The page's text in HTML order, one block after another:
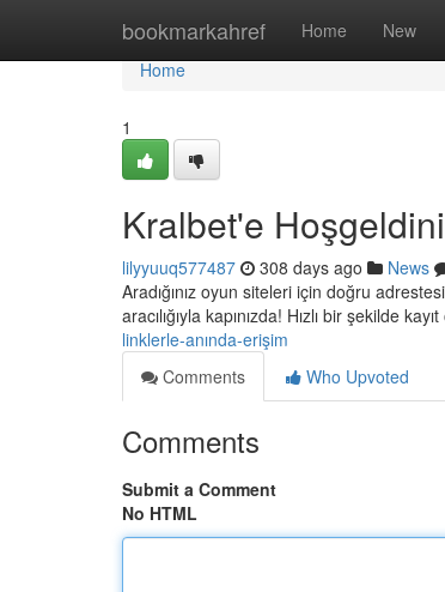
bookmarkahref Home New
Home
Home
1
Kralbet'e
lilyyuuq577487 308 days ago News
Aradığınız oyun siteleri için doğru
aracılığıyla kapınızda! Hızlı bir şekilde
linklerle-anında-erişim
Comments
Who Upvoted
Comments
Submit a Comment
No HTML